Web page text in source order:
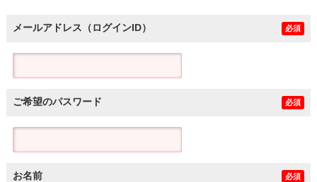
メールアドレス（ログインID） 必須
ご希望のパスワード 必須
お名前 必須